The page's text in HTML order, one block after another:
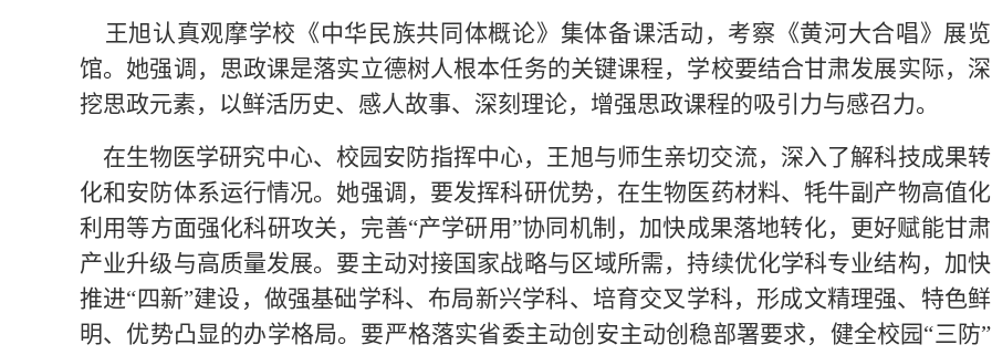
王旭认真观摩学校《中华民族共同体概论》集体备课活动，考察《黄河大合唱》展览
馆。她强调，思政课是落实立德树人根本任务的关键课程，学校要结合甘肃发展实际，深
挖思政元素，以鲜活历史、感人故事、深刻理论，增强思政课程的吸引力与感召力。
在生物医学研究中心、校园安防指挥中心，王旭与师生亲切交流，深入了解科技成果转
化和安防体系运行情况。她强调，要发挥科研优势，在生物医药材料、牦牛副产物高值化
利用等方面强化科研攻关，完善“产学研用”协同机制，加快成果落地转化，更好赋能甘肃
产业升级与高质量发展。要主动对接国家战略与区域所需，持续优化学科专业结构，加快
推进“四新”建设，做强基础学科、布局新兴学科、培育交叉学科，形成文精理强、特色鲜
明、优势凸显的办学格局。要严格落实省委主动创安主动创稳部署要求，健全校园“三防”